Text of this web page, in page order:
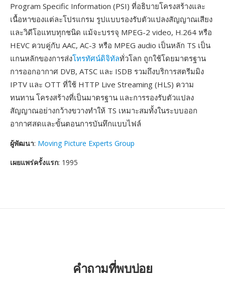
Program Specific Information (PSI) ที่อธิบายโครงสร้างและ
เนื้อหาของแต่ละโปรแกรม รูปแบบรองรับตัวแปลงสัญญาณเสียง
และวิดีโอแทบทุกชนิด แม้จะบรรจุ MPEG-2 video, H.264 หรือ
HEVC ควบคู่กับ AAC, AC-3 หรือ MPEG audio เป็นหลัก TS เป็น
แกนหลักของการส่งโทรทัศน์ดิจิทัลทั่วโลก ถูกใช้โดยมาตรฐาน
การออกอากาศ DVB, ATSC และ ISDB รวมถึงบริการสตรีมมิง
IPTV และ OTT ที่ใช้ HTTP Live Streaming (HLS) ความ
ทนทาน โครงสร้างที่เป็นมาตรฐาน และการรองรับตัวแปลง
สัญญาณอย่างกว้างขวางทำให้ TS เหมาะสมทั้งในระบบออก
อากาศสดและขั้นตอนการบันทึกแบบไฟล์
ผู้พัฒนา: Moving Picture Experts Group
เผยแพร่ครั้งแรก: 1995
คำถามที่พบบ่อย